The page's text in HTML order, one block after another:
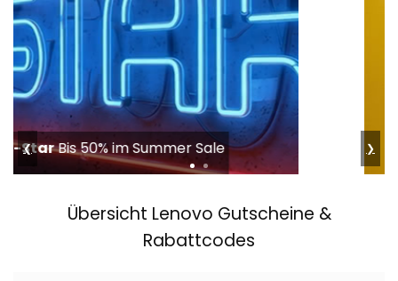
tink50% auf Smart Home & Sicherheit
❮ ❯
Übersicht Lenovo Gutscheine &
Rabattcodes